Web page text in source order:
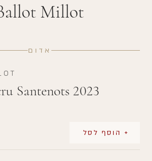
Millot
אדום
Santenots 2023
+ הוסף לסל